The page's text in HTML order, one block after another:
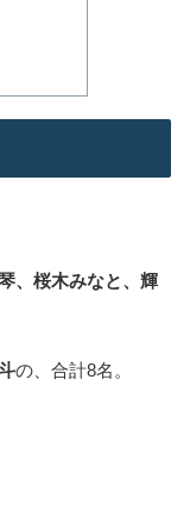
、桜木みなと、輝
の、合計8名。